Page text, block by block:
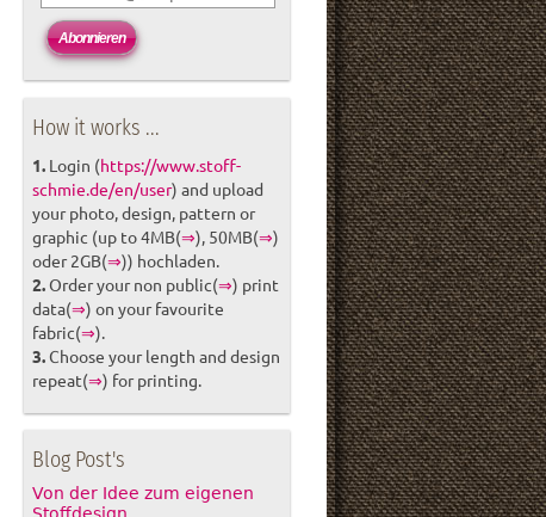
How it works ...
1. Login (https://www.stoff-
schmie.de/en/user) and upload
your photo, design, pattern or
graphic (up to 4MB(⇒), 50MB(⇒)
oder 2GB(⇒)) hochladen.
2.Order your non public(⇒) print
data(⇒) on your favourite
fabric(⇒).
3.Choose your length and design
repeat(⇒) for printing.
Blog Post's
Von der Idee zum eigenen